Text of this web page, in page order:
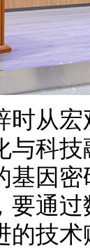
从宏
与科
基因
要通
的技